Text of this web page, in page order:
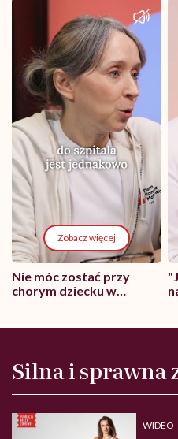
Zobacz więcej
Nie móc zostać przy
chorym dziecku w
może chyba tylko
wyobraźni"
Silna i sprawna
WIDEO